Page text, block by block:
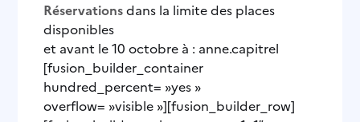
Réservationsdans la limite des places
disponibles
et avant le 10 octobre à : anne.capitrel
[fusion_builder_container
hundred_percent= »yes »
overflow= »visible »][fusion_builder_row]